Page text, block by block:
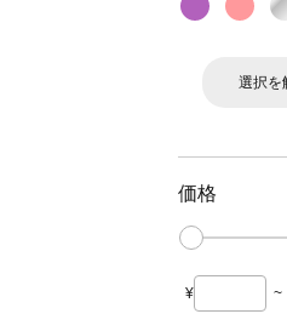
選択を
価格
¥ ~